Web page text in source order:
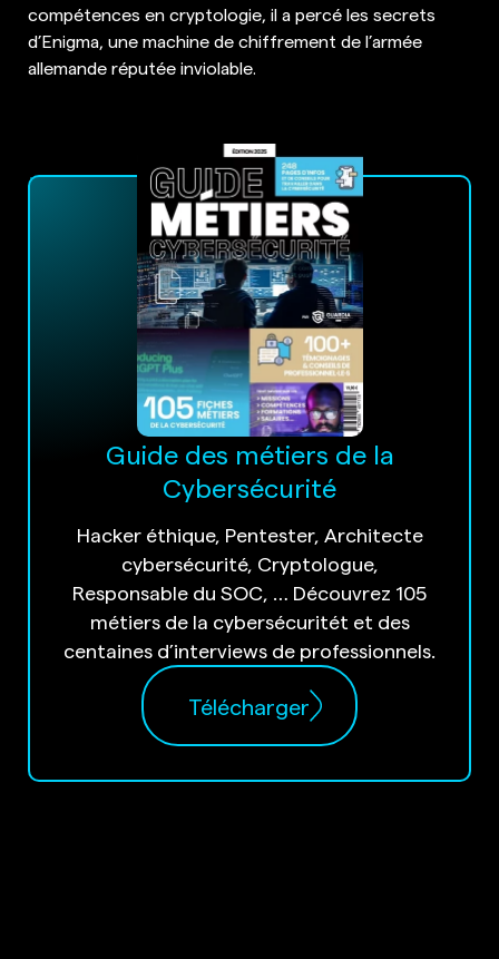
compétences en cryptologie, il a percé les secrets
d’Enigma, une machine de chiffrement de l’armée
allemande réputée inviolable.
Guide des métiers de la
Cybersécurité
Hacker éthique, Pentester, Architecte
cybersécurité, Cryptologue,
Responsable du SOC, … Découvrez 105
métiers de la cybersécuritét et des
centaines d’interviews de professionnels.
Télécharger